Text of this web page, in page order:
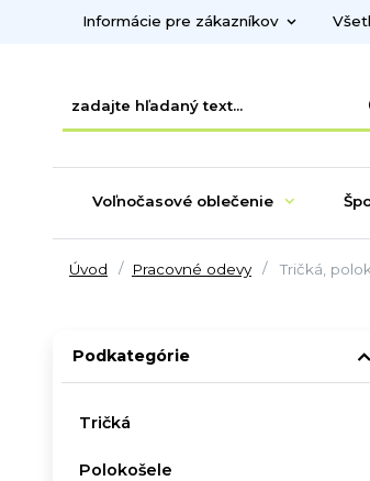
Informácie pre zákazníkov
Voľnočasové oblečenie
Úvod Pracovné odevy Tričká,
Podkategórie
Tričká
Polokošele